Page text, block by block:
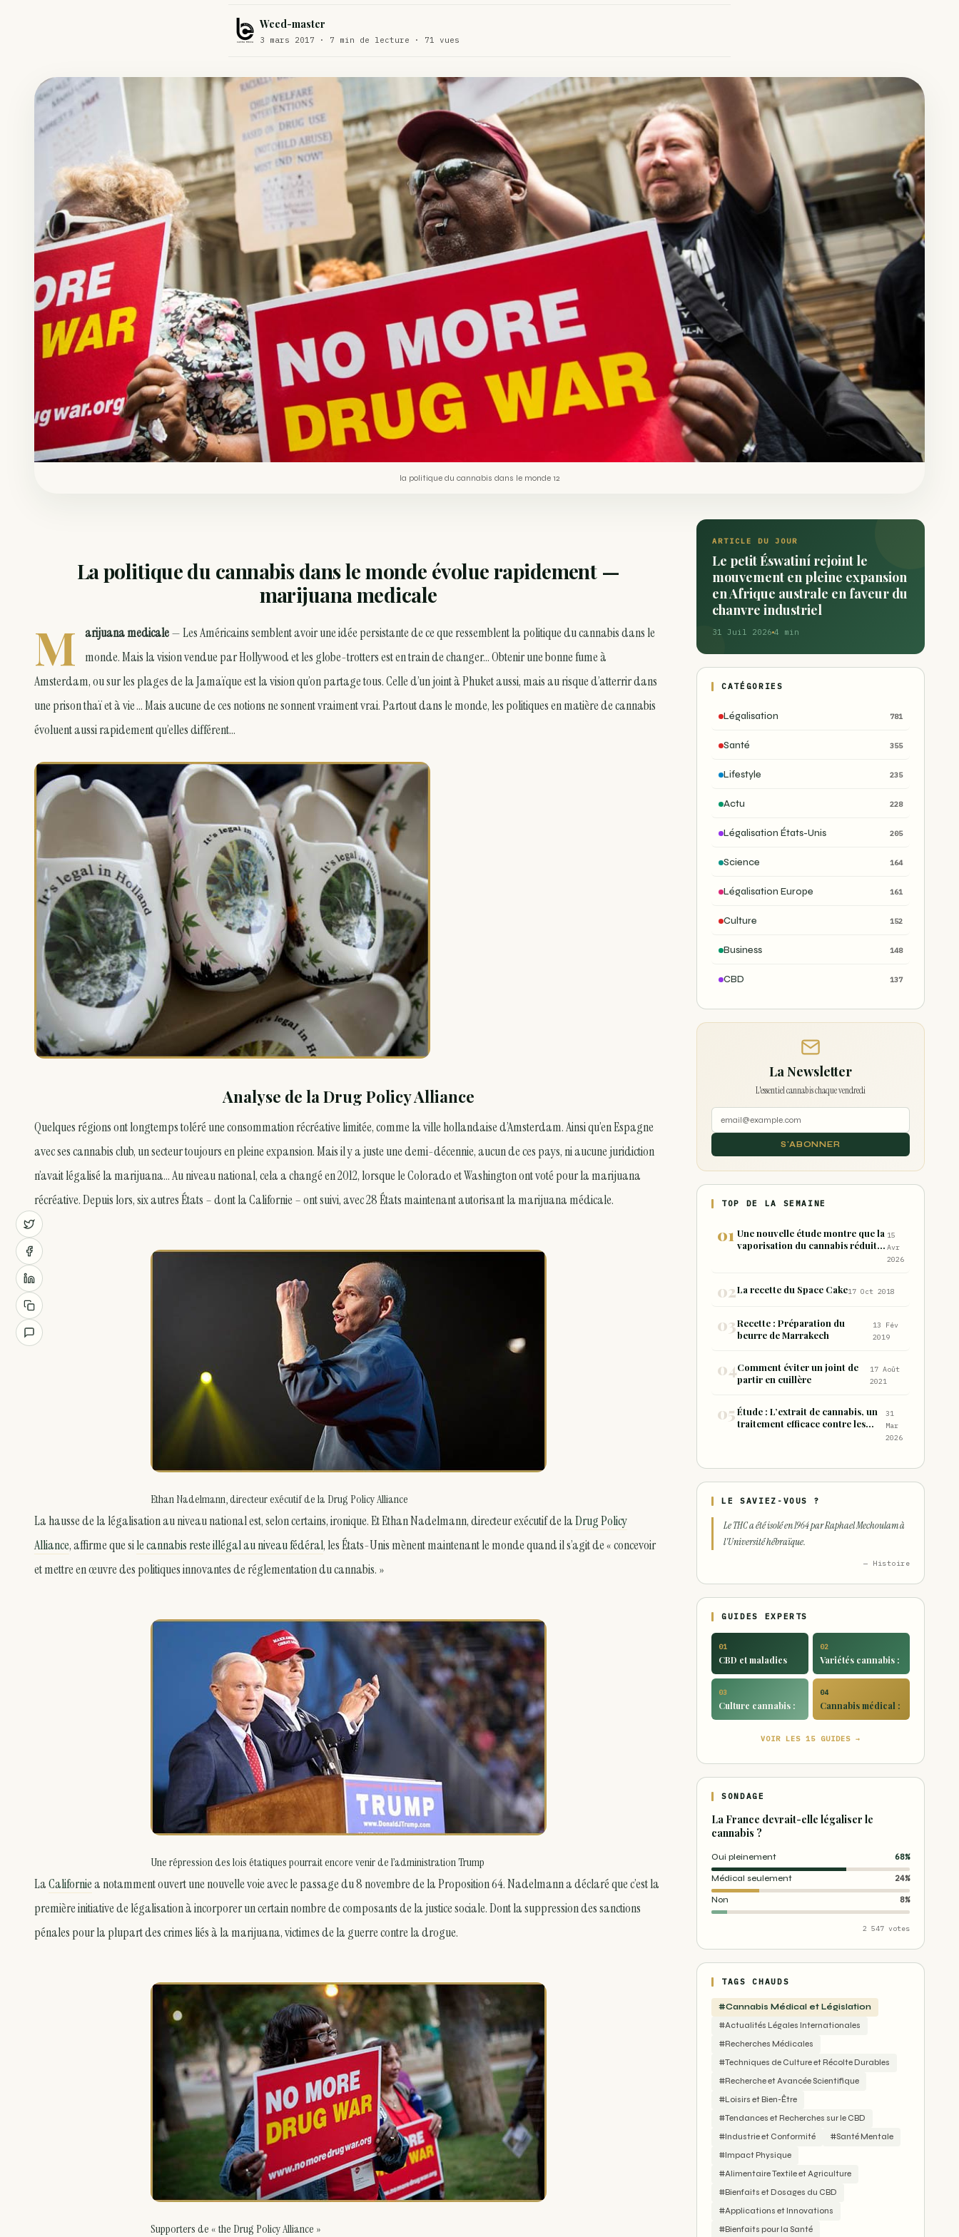
Étude : L’extrait de cannabis, un traitement efficace contre les maux de dos… ACTU
Weed-master
3 mars 2017 · 7 min de lecture · 71 vues
la politique du cannabis dans le monde 12
La politique du cannabis dans le monde évolue rapidement —
marijuana medicale
M arijuana medicale— Les Américains semblent avoir une idée persistante de ce que ressemblent la politique du cannabis dans le
monde. Mais la vision vendue par Hollywood et les globe-trotters est en train de changer… Obtenir une bonne fume à
Amsterdam, ou sur les plages de la Jamaïque est la vision qu’on partage tous. Celle d’un joint à Phuket aussi, mais au risque d’atterrir dans
une prison thaï et à vie … Mais aucune de ces notions ne sonnent vraiment vrai. Partout dans le monde, les politiques en matière de cannabis
évoluent aussi rapidement qu’elles différent…
Analyse de la Drug Policy Alliance
Quelques régions ont longtemps toléré une consommation récréative limitée, comme la ville hollandaise d’Amsterdam. Ainsi qu’en Espagne
avec ses cannabis club, un secteur toujours en pleine expansion. Mais il y a juste une demi-décennie, aucun de ces pays, ni aucune juridiction
n’avait légalisé la marijuana… Au niveau national, cela a changé en 2012, lorsque le Colorado et Washington ont voté pour la marijuana
récréative. Depuis lors, six autres États – dont la Californie – ont suivi, avec 28 États maintenant autorisant la marijuana médicale.
Ethan Nadelmann, directeur exécutif de la Drug Policy Alliance
La hausse de la légalisation au niveau national est, selon certains, ironique. Et Ethan Nadelmann, directeur exécutif de laDrug Policy
Alliance, affirme que sile cannabis reste illégal au niveau fédéral, les États-Unis mènent maintenant le monde quand il s’agit de « concevoir
et mettre en œuvre des politiques innovantes de réglementation du cannabis. »
Une répression des lois étatiques pourrait encore venir de l’administration Trump
LaCaliforniea notamment ouvert une nouvelle voie avec le passage du 8 novembre de la Proposition 64. Nadelmann a déclaré que c’est la
première initiative de légalisation à incorporer un certain nombre de composants de la justice sociale. Dont la suppression des sanctions
pénales pour la plupart des crimes liés à la marijuana, victimes de la guerre contre la drogue.
Supporters de « the Drug Policy Alliance »
ARTICLE DU JOUR
Le petit Éswatiní rejoint le
mouvement en pleine expansion
en Afrique australe en faveur du
chanvre industriel
31 Juil 2026 4 min
CATÉGORIES
Légalisation 781
Santé 355
Lifestyle 235
Actu 228
Légalisation États-Unis 205
Science 164
Légalisation Europe 161
Culture 152
Business 148
CBD 137
La Newsletter
L'essentiel cannabis chaque vendredi
S'ABONNER
TOP DE LA SEMAINE
Une nouvelle étude montre que la
vaporisation du cannabis réduit
joint
15
Avr
2026
La recette du Space Cake17 Oct 2018
Recette : Préparation du
beurre de Marrakech
13 Fév
2019
Comment éviter un joint de
partir en cuillère
17 Août
2021
Étude : L’extrait de cannabis, un
traitement efficace contre les
31
Mar
2026
LE SAVIEZ-VOUS ?
Le THC a été isolé en 1964 par Raphael Mechoulam à
l'Université hébraïque.
— Histoire
GUIDES EXPERTS
01
CBD et maladies
02
Variétés cannabis :
03
Culture cannabis :
04
Cannabis médical :
VOIR LES 15 GUIDES →
SONDAGE
La France devrait-elle légaliser le
cannabis ?
Oui pleinement 68%
Médical seulement 24%
Non 8%
2 547 votes
TAGS CHAUDS
#Cannabis Médical et Législation
#Actualités Légales Internationales
#Recherches Médicales
#Techniques de Culture et Récolte Durables
#Recherche et Avancée Scientifique
#Loisirs et Bien-Être
#Tendances et Recherches sur le CBD
#Industrie et Conformité
#Santé Mentale
#Impact Physique
#Alimentaire Textile et Agriculture
#Bienfaits et Dosages du CBD
#Applications et Innovations
#Bienfaits pour la Santé